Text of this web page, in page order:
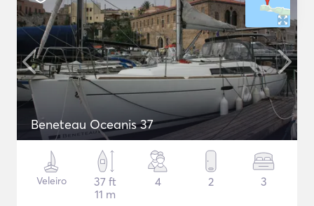
Beneteau Oceanis 37
Veleiro
37 ft
11 m
4 2 3